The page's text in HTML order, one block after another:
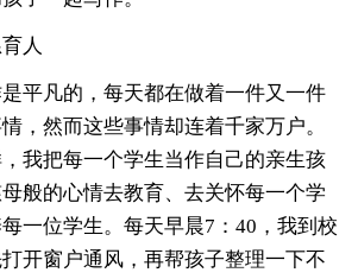
人
平凡的，每天都在做着一件又一件
，然而这些事情却连着千家万户。
我把每一个学生当作自己的亲生孩
般的心情去教育、去关怀每一个学
一位学生。每天早晨7：40，我到校
开窗户通风，再帮孩子整理一下不